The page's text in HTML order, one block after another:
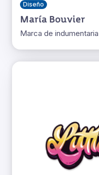
Diseño
María Bouvier
Marca de